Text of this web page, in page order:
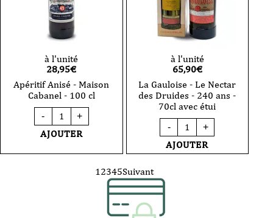
à l'unité
28,95€
Apéritif Anisé - Maison
Cabanel - 100 cl
-
quantité
de
Apéritif
Anisé
+
AJOUTER
à l'unité
65,90€
La Gauloise - Le Nectar
des Druides - 240 ans -
70cl avec étui
-
quantité
de
La
Gauloise
+
AJOUTER
12345Suivant